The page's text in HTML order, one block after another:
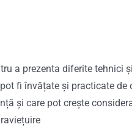
a prezenta diferite tehnici și
fi învățate și practicate de
și care pot crește